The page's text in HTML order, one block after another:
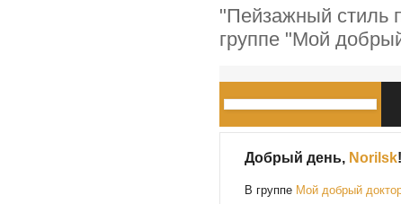
"Пейзажный стиль
группе "Мой
Добрый день, Norilsk!
В группе Мой добрый